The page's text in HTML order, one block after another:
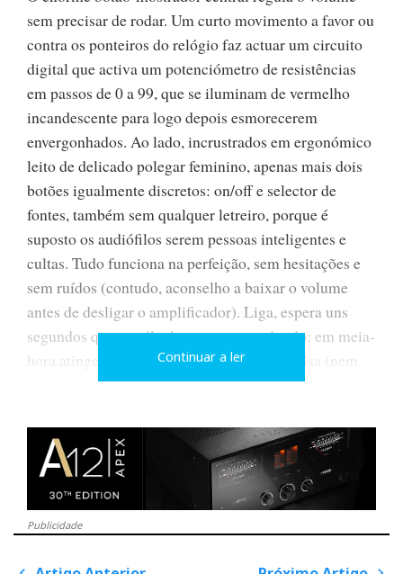
sem precisar de rodar. Um curto movimento a favor ou
contra os ponteiros do relógio faz actuar um circuito
digital que activa um potenciómetro de resistências
em passos de 0 a 99, que se iluminam de vermelho
incandescente para logo depois esmorecerem
envergonhados. Ao lado, incrustrados em ergonómico
leito de delicado polegar feminino, apenas mais dois
botões igualmente discretos: on/off e selector de
fontes, também sem qualquer letreiro, porque é
suposto os audiófilos serem pessoas inteligentes e
cultas. Tudo funciona na perfeição, sem hesitações e
sem ruídos (contudo, aconselho a baixar o volume
antes de desligar o amplificador). Liga, espera uns
segundos que as válvulas aqueçam, e é tudo: em meia-
hora atinge o esplendor acústico e não precisa (nem
deve) deixá-lo ligado permanentemente (poupa as
Na parte de trás, os habituais pares de fichas RCA das
entradas de linha (não tem «Phono» para gira-discos),
mais duas entradas balanceadas; e duas saídas: uma
Continuar a ler
Publicidade